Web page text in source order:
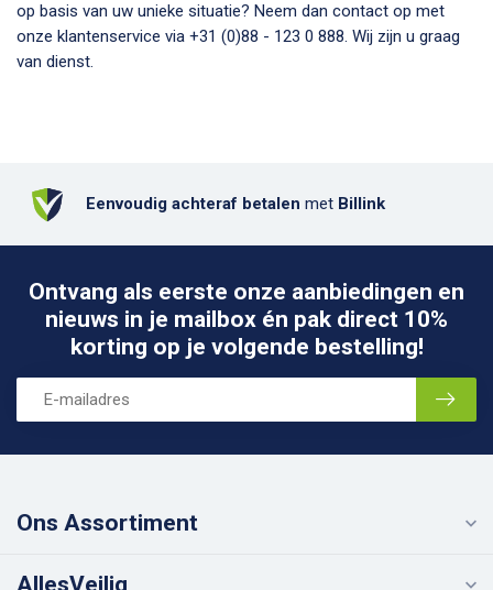
op basis van uw unieke situatie? Neem dan contact op met
onze klantenservice via +31 (0)88 - 123 0 888. Wij zijn u graag
van dienst.
Eenvoudig achteraf betalen met Billink
Ontvang als eerste onze aanbiedingen en
nieuws in je mailbox én pak direct 10%
korting op je volgende bestelling!
Ons Assortiment
AllesVeilig